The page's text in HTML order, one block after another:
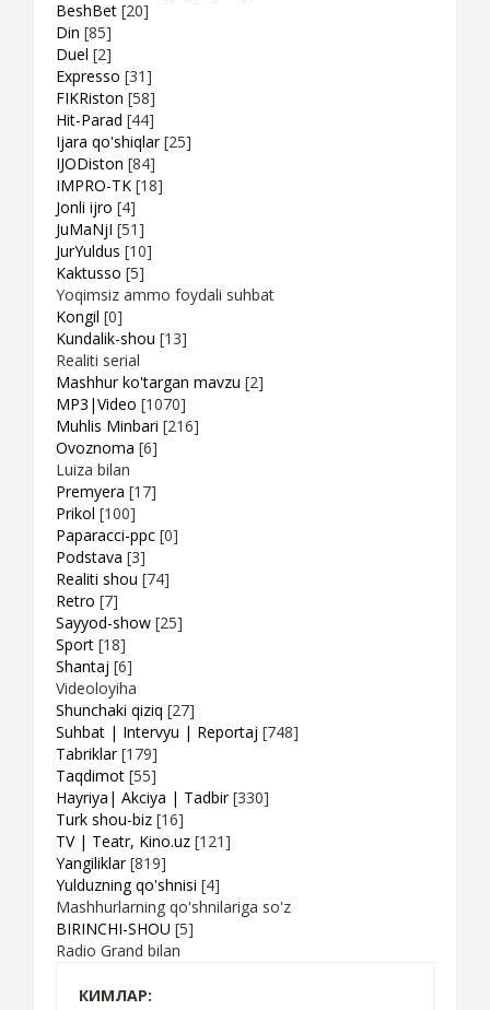
BeshBet [20]
Din [85]
Duel [2]
Expresso [31]
FIKRiston [58]
Hit-Parad [44]
Ijara qo'shiqlar [25]
IJODiston [84]
IMPRO-TK [18]
Jonli ijro [4]
JuMaNjI [51]
JurYuldus [10]
Kaktusso [5]
Yoqimsiz ammo foydali suhbat
Kongil [0]
Kundalik-shou [13]
Realiti serial
Mashhur ko'targan mavzu [2]
MP3|Video [1070]
Muhlis Minbari [216]
Ovoznoma [6]
Luiza bilan
Premyera [17]
Prikol [100]
Paparacci-ppc [0]
Podstava [3]
Realiti shou [74]
Retro [7]
Sayyod-show [25]
Sport [18]
Shantaj [6]
Videoloyiha
Shunchaki qiziq [27]
Suhbat | Intervyu | Reportaj [748]
Tabriklar [179]
Taqdimot [55]
Hayriya| Akciya | Tadbir [330]
Turk shou-biz [16]
TV | Teatr, Kino.uz [121]
Yangiliklar [819]
Yulduzning qo'shnisi [4]
Mashhurlarning qo'shnilariga so'z
BIRINCHI-SHOU [5]
Radio Grand bilan
КИМЛАР: